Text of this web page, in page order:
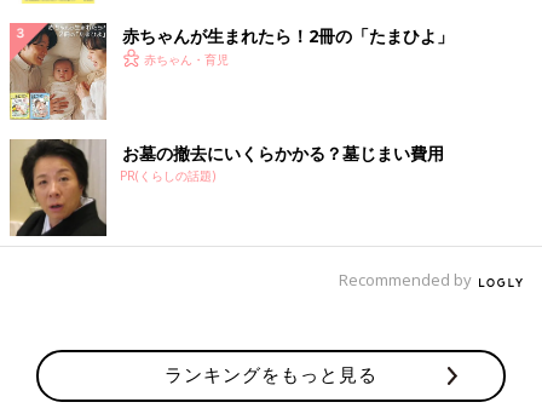
赤ちゃんが生まれたら！2冊の「たまひよ」
赤ちゃん・育児
お墓の撤去にいくらかかる？墓じまい費用
PR(くらしの話題)
Recommended by
ランキングをもっと見る